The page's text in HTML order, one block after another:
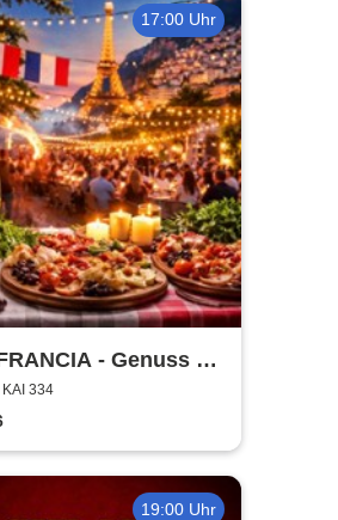
17:00 Uhr
- Genuss &
334
19:00 Uhr